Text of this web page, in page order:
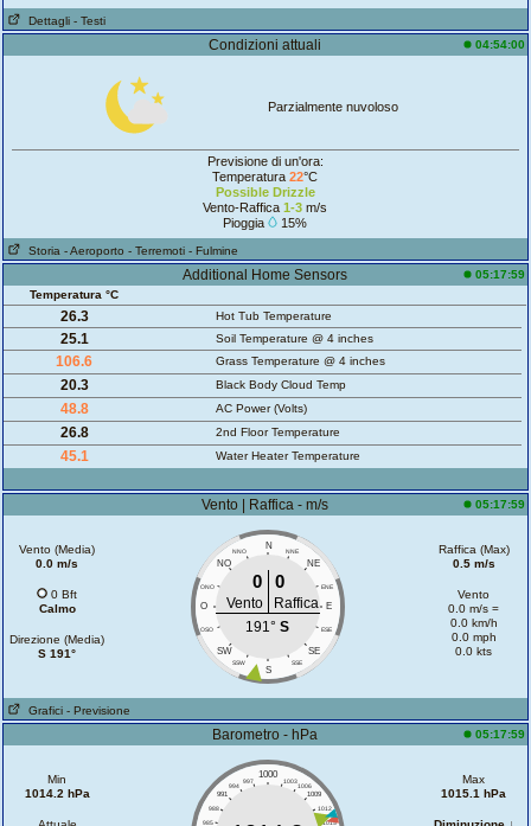
Dettagli - Testi
Condizioni attuali 04:54:00
Parzialmente nuvoloso
Previsione di un'ora:
Temperatura22°C
Possible Drizzle
Vento-Raffica 1-3 m/s
Pioggia
15%
Storia - Aeroporto - Terremoti - Fulmine
Additional Home Sensors
05:17:59
Temperatura °C
26.3 Hot Tub Temperature
25.1 Soil Temperature @ 4 inches
106.6 Grass Temperature @ 4 inches
20.3 Black Body Cloud Temp
48.8 AC Power (Volts)
26.8 2nd Floor Temperature
45.1 Water Heater Temperature
Vento | Raffica - m/s 05:17:59
Vento (Media)
0.0 m/s
0 Bft
Calmo
Direzione (Media)
S 191°
N
NNO NNE
NO NE
ONO ENE
O E
OSO ESE
SW SE
SSW SSE
S
0 0
Vento
Raffica
191°S
Raffica (Max)
0.5 m/s
Vento
0.0 m/s =
0.0 km/h
0.0 mph
0.0 kts
Grafici - Previsione
Barometro - hPa 05:17:59
Min
1014.2 hPa
1000
997 1003
994
1006
991
1009
988
1012
985
1015
Max
1015.1 hPa